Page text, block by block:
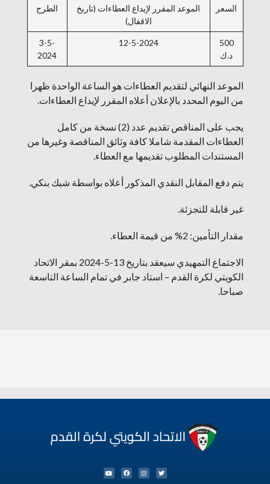
السعر
الموعد المقرر لإيداع العطاءات (تاريخ
الاقفال)
الطرح
500
د.ك
12-5-2024
3-5-
2024
الموعد النهائي لتقديم العطاءات هو الساعة الواحدة ظهرا
من اليوم المحدد بالإعلان أعلاه المقرر لإيداع العطاءات.
يجب على المناقص تقديم عدد (2) نسخة من كامل
العطاءات المقدمة شاملا كافة وثائق المناقصة وغيرها من
المستندات المطلوب تقديمها مع العطاء.
يتم دفع المقابل النقدي المذكور أعلاه بواسطة شيك بنكي.
غير قابلة للتجزئة.
مقدار التأمين: 2% من قيمة العطاء.
الاجتماع التمهيدي سيعقد بتاريخ 13-5-2024 بمقر الاتحاد
الكويتي لكرة القدم – استاد جابر في تمام الساعة التاسعة
صباحا.